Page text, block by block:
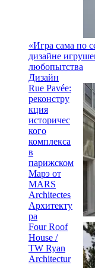
«Игра сама по
дизайне
любопытства
Дизайн
Rue Pavée:
реконстру
кция
историчес
кого
комплекса
в
парижском
Марэ от
MARS
Architectes
Архитекту
ра
Four Roof
House /
TW Ryan
Architectur